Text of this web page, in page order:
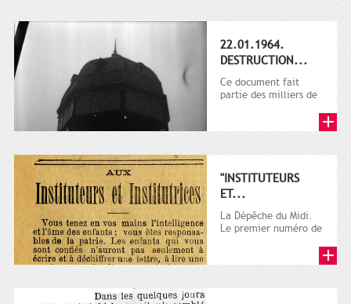
22.01.1964.
DESTRUCTION...
Ce document fait
partie des milliers de
ville...
"INSTITUTEURS
ET...
La Dépêche du Midi.
Le premier numéro de